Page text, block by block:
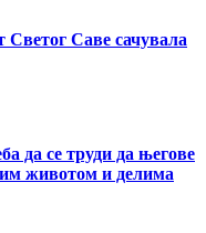
Светог Саве сачувала
да се труди да његове
животом и делима